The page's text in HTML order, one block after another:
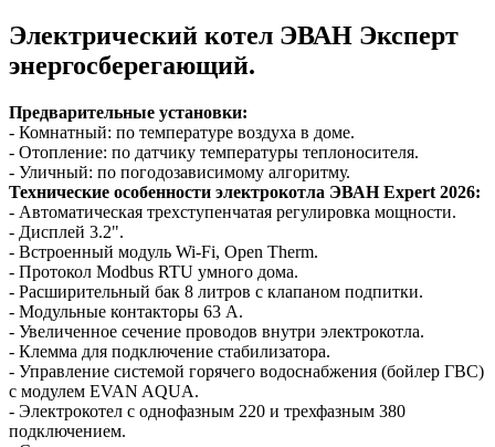
Электрический котел ЭВАН Эксперт
энергосберегающий.
Предварительные установки:
- Комнатный: по температуре воздуха в доме.
- Отопление: по датчику температуры теплоносителя.
- Уличный: по погодозависимому алгоритму.
Технические особенности электрокотла ЭВАН Expert 2026:
- Автоматическая трехступенчатая регулировка мощности.
- Дисплей 3.2".
- Встроенный модуль Wi-Fi, Open Therm.
- Протокол Modbus RTU умного дома.
- Расширительный бак 8 литров с клапаном подпитки.
- Модульные контакторы 63 А.
- Увеличенное сечение проводов внутри электрокотла.
- Клемма для подключение стабилизатора.
- Управление системой горячего водоснабжения (бойлер ГВС)
с модулем EVAN AQUA.
- Электрокотел с однофазным 220 и трехфазным 380
подключением.